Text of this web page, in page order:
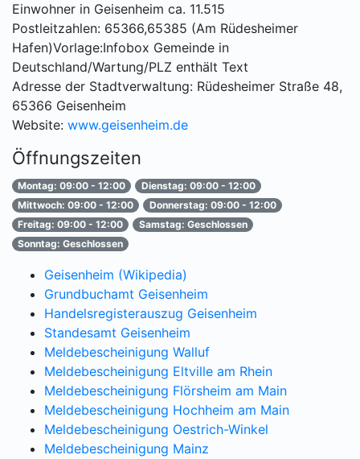
Einwohner in Geisenheim ca. 11.515
Postleitzahlen: 65366,65385 (Am Rüdesheimer
Hafen)Vorlage:Infobox Gemeinde in
Deutschland/Wartung/PLZ enthält Text
Adresse der Stadtverwaltung: Rüdesheimer Straße 48,
65366 Geisenheim
Website: www.geisenheim.de
Öffnungszeiten
Montag: 09:00 - 12:00
Dienstag: 09:00 - 12:00
Mittwoch: 09:00 - 12:00
Donnerstag: 09:00 - 12:00
Freitag: 09:00 - 12:00
Samstag: Geschlossen
Sonntag: Geschlossen
Geisenheim (Wikipedia)
Grundbuchamt Geisenheim
Handelsregisterauszug Geisenheim
Standesamt Geisenheim
Meldebescheinigung Walluf
Meldebescheinigung Eltville am Rhein
Meldebescheinigung Flörsheim am Main
Meldebescheinigung Hochheim am Main
Meldebescheinigung Oestrich-Winkel
Meldebescheinigung Mainz